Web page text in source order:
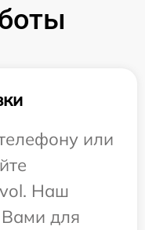
или
Наш
для